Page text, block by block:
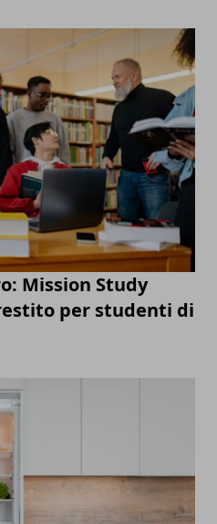
Mission Study
per studenti di